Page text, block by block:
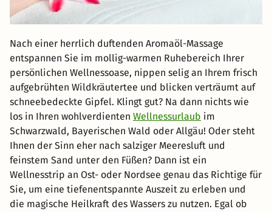
Nach einer herrlich duftenden Aromaöl-Massage
entspannen Sie im mollig-warmen Ruhebereich Ihrer
persönlichen Wellnessoase, nippen selig an Ihrem frisch
aufgebrühten Wildkräutertee und blicken verträumt auf
schneebedeckte Gipfel. Klingt gut? Na dann nichts wie
los in Ihren wohlverdienten Wellnessurlaub im
Schwarzwald, Bayerischen Wald oder Allgäu! Oder steht
Ihnen der Sinn eher nach salziger Meeresluft und
feinstem Sand unter den Füßen? Dann ist ein
Wellnesstrip an Ost- oder Nordsee genau das Richtige für
Sie, um eine tiefenentspannte Auszeit zu erleben und
die magische Heilkraft des Wassers zu nutzen. Egal ob